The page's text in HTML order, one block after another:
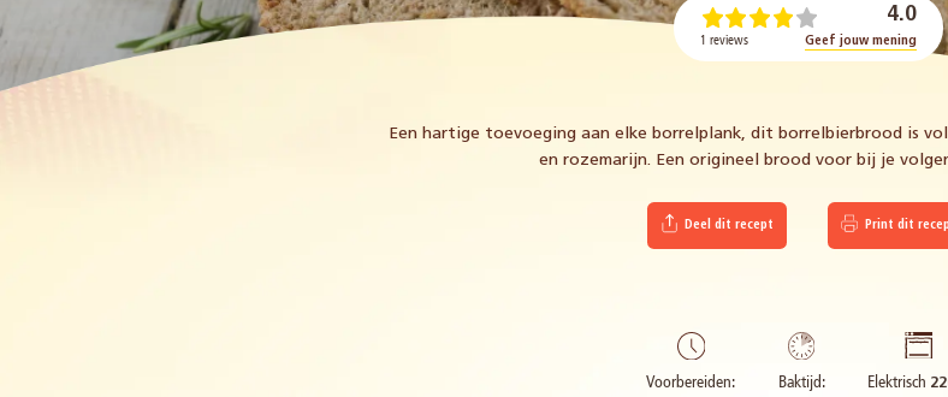
4.0
1 reviews Geef jouw mening
Een hartige toevoeging aan elke borrelplank, dit borrelbierbrood is vol
en rozemarijn. Een origineel brood voor bij je
Deel dit recept Print dit
Voorbereiden: Baktijd: Elektrisch